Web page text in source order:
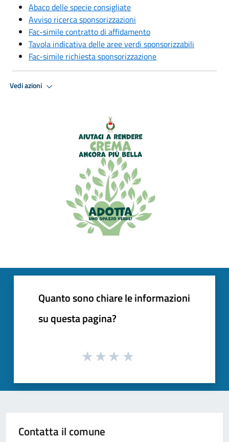
Abaco delle specie consigliate
Avviso ricerca sponsorizzazioni
Fac-simile contratto di affidamento
Tavola indicativa delle aree verdi sponsorizzabili
Fac-simile richiesta sponsorizzazione
Vedi azioni
Quanto sono chiare le informazioni
su questa pagina?
Contatta il comune